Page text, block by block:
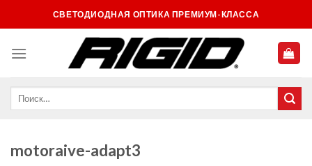
to
СВЕТОДИОДНАЯ ОПТИКА ПРЕМИУМ-КЛАССА
motoraive-adapt3